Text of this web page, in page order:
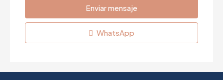
Enviar mensaje
WhatsApp